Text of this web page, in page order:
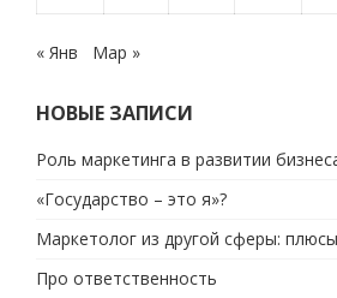
« Янв Мар »
НОВЫЕ ЗАПИСИ
Роль маркетинга в развитии
«Государство – это я»?
Маркетолог из другой сферы:
Про ответственность